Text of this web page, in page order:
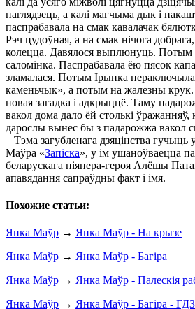
паглядзець, а калі магчыма дык і
паспрабавала на смак кавалачак
Рэч цудоўная, а на смак нічога
колецца. Давялося выплюнуць. Потым
саломінка. Паспрабавала ёю пясок
зламалася. Потым Ірынка
каменьчык», а потым на жалезны
новая загадка і адкрыццё. Таму
вакол дома дало ёй столькі ўражанняў,
дарослы вынес бы з падарожжа вакол
Тэма загубленага дзяцінства гучыць
Маўра «Запіска», у ім ушаноўваецца
беларускага піянера-героя Алёшы
апавядання сапраўдны факт і імя.
Похожие статьи:
Янка Маўр → Янка Маўр - На крызе
Янка Маўр → Янка Маўр - Багіра
Янка Маўр → Янка Маўр - Палескія
Янка Маўр → Янка Маўр - Багіра - ГДЗ